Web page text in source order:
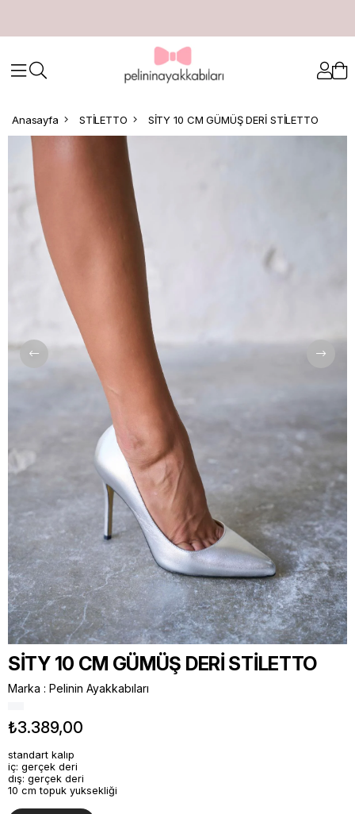
Anasayfa STİLETTO SİTY 10 CM GÜMÜŞ DERİ STİLETTO
SİTY 10 CM GÜMÜŞ DERİ STİLETTO
Marka : Pelinin Ayakkabıları
₺3.389,00
standart kalıp
iç: gerçek deri
dış: gerçek deri
10 cm topuk yuksekliği